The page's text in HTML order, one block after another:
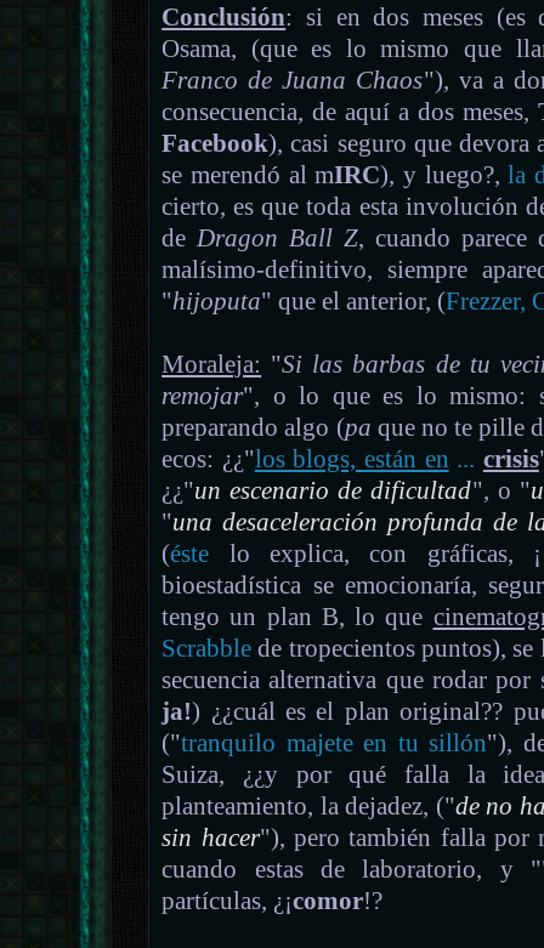
Conclusión: si en dos meses (es
Osama, (que es lo mismo que
Franco de Juana Chaos"), va a
consecuencia, de aquí a dos meses,
Facebook), casi seguro que devora
se merendó al mIRC), y luego?,la
cierto, es que toda esta involución
de Dragon Ball Z, cuando parece
malísimo-definitivo, siempre
"hijoputa" que el anterior, (Frezzer,
Moraleja: "Si las barbas de tu
remojar", o lo que es lo mismo:
preparando algo (pa que no te pille
ecos: ¿¿"los blogs, están en ... crisis
¿¿"un escenario de dificultad", o "
"una desaceleración profunda de
(éste lo explica, con gráficas,
bioestadística se emocionaría,
tengo un plan B, lo que
Scrabble de tropecientos puntos), se
secuencia alternativa que rodar
ja!) ¿¿cuál es el plan original??
("tranquilo majete en tu sillón"),
Suiza, ¿¿y por qué falla la
planteamiento, la dejadez, ("de no
sin hacer"), pero también falla por
cuando estas de laboratorio, y
partículas, ¿¡comor!?